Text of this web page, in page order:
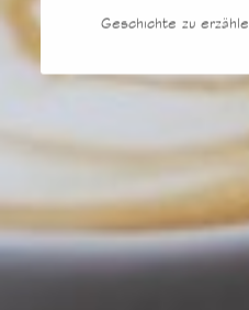
Geschichte zu